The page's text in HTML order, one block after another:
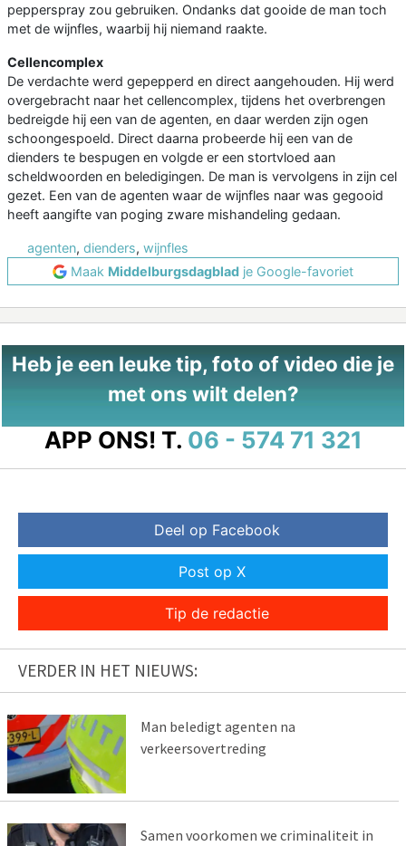
pepperspray zou gebruiken. Ondanks dat gooide de man toch
met de wijnfles, waarbij hij niemand raakte.
Cellencomplex
De verdachte werd gepepperd en direct aangehouden. Hij werd
overgebracht naar het cellencomplex, tijdens het overbrengen
bedreigde hij een van de agenten, en daar werden zijn ogen
schoongespoeld. Direct daarna probeerde hij een van de
dienders te bespugen en volgde er een stortvloed aan
scheldwoorden en beledigingen. De man is vervolgens in zijn cel
gezet. Een van de agenten waar de wijnfles naar was gegooid
heeft aangifte van poging zware mishandeling gedaan.
agenten, dienders, wijnfles
Maak Middelburgsdagblad je Google-favoriet
Heb je een leuke tip, foto of video die je
met ons wilt delen?
APP ONS! T. 06 - 574 71 321
Deel op Facebook
Post op X
Tip de redactie
VERDER IN HET NIEUWS:
Man beledigt agenten na
verkeersovertreding
Samen voorkomen we criminaliteit in